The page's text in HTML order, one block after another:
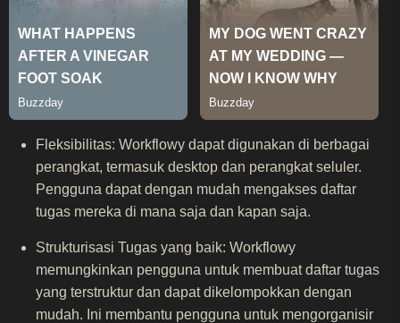
Fleksibilitas: Workflowy dapat digunakan di berbagai
perangkat, termasuk desktop dan perangkat seluler.
Pengguna dapat dengan mudah mengakses daftar
tugas mereka di mana saja dan kapan saja.
Strukturisasi Tugas yang baik: Workflowy
memungkinkan pengguna untuk membuat daftar tugas
yang terstruktur dan dapat dikelompokkan dengan
mudah. Ini membantu pengguna untuk mengorganisir